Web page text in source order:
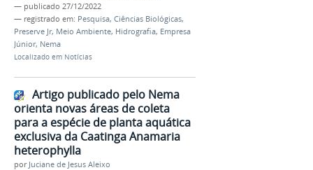
— publicado 27/12/2022
— registrado em: Pesquisa, Ciências Biológicas,
Preserve Jr, Meio Ambiente, Hidrografia, Empresa
Júnior, Nema
Localizado em Notícias
Artigo publicado pelo Nema
orienta novas áreas de coleta
para a espécie de planta aquática
exclusiva da Caatinga Anamaria
heterophylla
por Juciane de Jesus Aleixo